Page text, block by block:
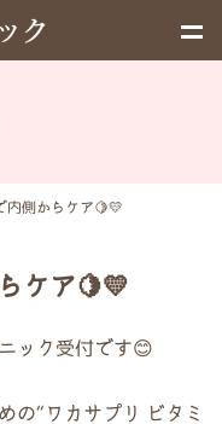
内側からケア🍋💛
ケア🍋💛
ック受付です😊
の“ワカサプリ ビタミ